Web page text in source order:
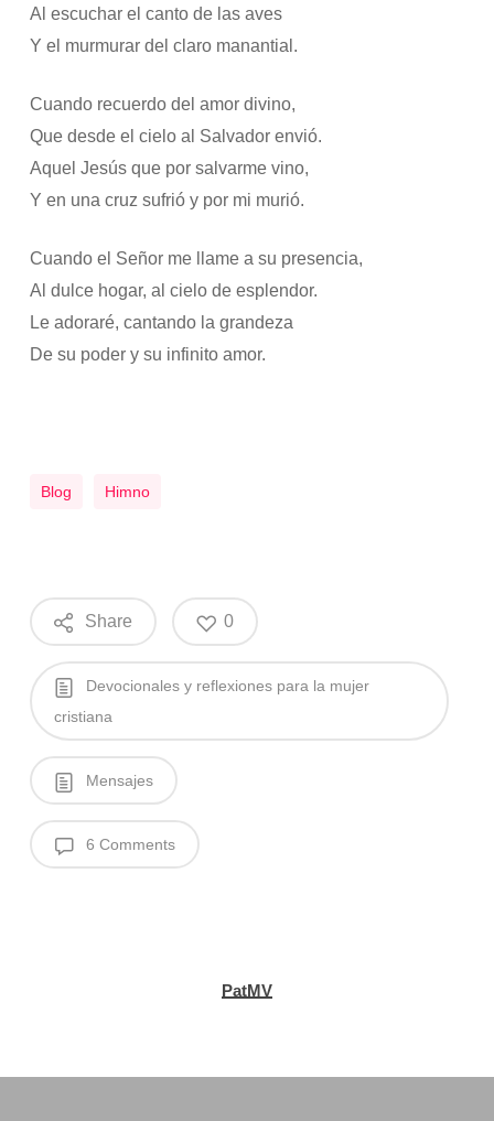
Al escuchar el canto de las aves
Y el murmurar del claro manantial.
Cuando recuerdo del amor divino,
Que desde el cielo al Salvador envió.
Aquel Jesús que por salvarme vino,
Y en una cruz sufrió y por mi murió.
Cuando el Señor me llame a su presencia,
Al dulce hogar, al cielo de esplendor.
Le adoraré, cantando la grandeza
De su poder y su infinito amor.
Blog Himno
Share 0
Devocionales y reflexiones para la mujer
cristiana
Mensajes
6 Comments
PatMV